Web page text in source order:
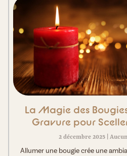
La Magie des
Gravure pour
2 décembre 2025
Allumer une bougie crée une